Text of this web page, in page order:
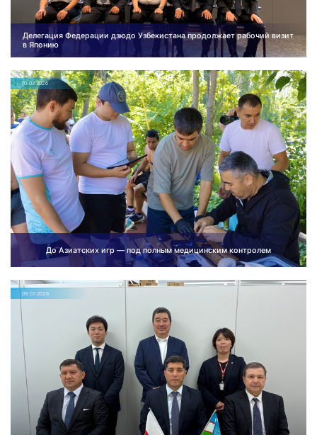
Делегация Федерации дзюдо Узбекистана продолжает рабочий визит
в Японию
10.07.2026
До Азиатских игр — под полным медицинским контролем
09.07.2026